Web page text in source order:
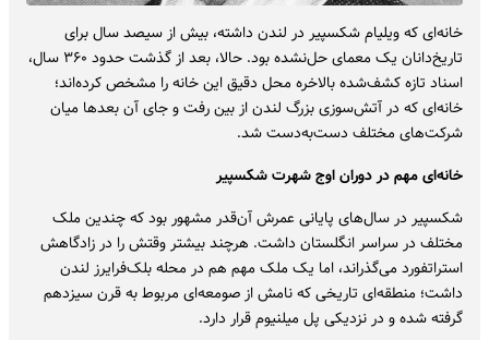
خانه‌ای که ویلیام شکسپیر در لندن داشته، بیش از سیصد سال برای
تاریخ‌دانان یک معمای حل‌نشده بود. حالا، بعد از گذشت حدود ۳۶۰ سال،
اسناد تازه کشف‌شده بالاخره محل دقیق این خانه را مشخص کرده‌اند؛
خانه‌ای که در آتش‌سوزی بزرگ لندن از بین رفت و جای آن بعدها میان
شرکت‌های مختلف دست‌به‌دست شد.
خانه‌ای مهم در دوران اوج شهرت شکسپیر
شکسپیر در سال‌های پایانی عمرش آن‌قدر مشهور بود که چندین ملک
مختلف در سراسر انگلستان داشت. هرچند بیشتر وقتش را در زادگاهش
استراتفورد می‌گذراند، اما یک ملک مهم هم در محله بلک‌فرایرز لندن
داشت؛ منطقه‌ای تاریخی که نامش از صومعه‌ای مربوط به قرن سیزدهم
گرفته شده و در نزدیکی پل میلنیوم قرار دارد.